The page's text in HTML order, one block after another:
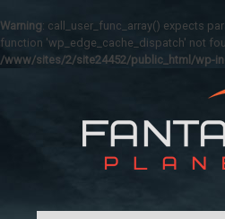
Warning: call_user_func_array() expects
function 'wp_edge_cache_dispatch' not
/www/sites/2/site24452/public_html/wp-